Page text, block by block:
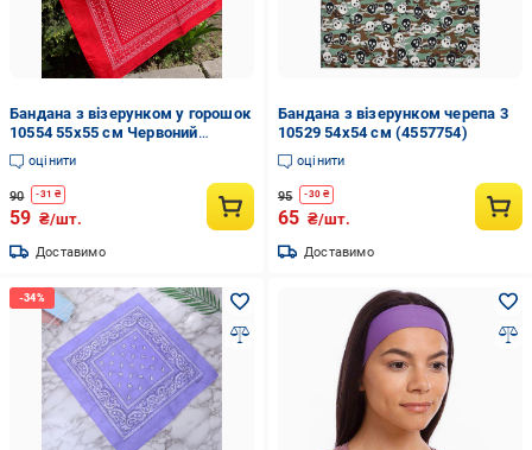
Бандана з візерунком у горошок
10554 55х55 см Червоний
(4557748)
оцінити
90 -31 ₴
59 ₴/шт.
Доставимо
Бандана з візерунком черепа 3
10529 54х54 см (4557754)
оцінити
95 -30₴
65 ₴/шт.
Доставимо